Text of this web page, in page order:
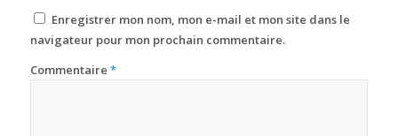
Enregistrer mon nom, mon e-mail et mon site dans le
navigateur pour mon prochain commentaire.
Commentaire *